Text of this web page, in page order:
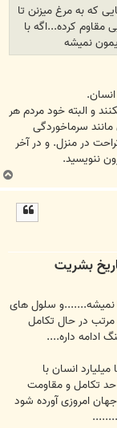
که به مرغ میزنن تا
مقاوم کرده...اگه با
نمیشه
و البته خود مردم هر
سرماخوردگی
در منزل. و در آخر
ننویسید.
نمیشه.......و سلول های
در حال تکامل
داره....
انسان با
تکامل و مقاومت
از 1000 سال پیش به جهان امروزی آورده شود